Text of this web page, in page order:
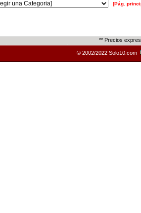
[Pág.
** Precios
© 2002/2022 Solo10.com